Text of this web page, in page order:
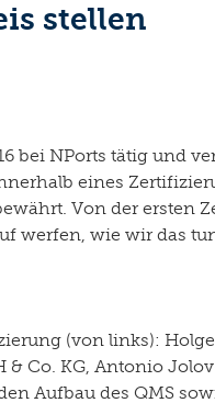
stellen
bei NPorts tätig und
eines
Von der
werfen, wie wir das
(von links):
& Co. KG, Antonio
Aufbau des QMS